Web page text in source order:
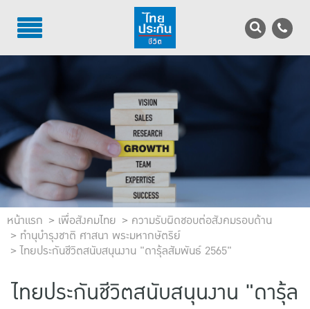
TH EN
บริการตัวแทน
รู้จักไทยประกันชีวิต
นักลงทุนสัมพันธ์
เพื่อสังคมไทย
ติดต่อไทยประกันชีวิต
บทความ
หน้าแรก เพื่อสังคมไทย
ความรับผิดชอบต่อสังคมรอบด้าน
ทำนุบำรุงชาติ ศาสนา พระมหากษัตริย์
ไทยประกันชีวิตสนับสนุนงาน "ดารุ้ลสัมพันธ์ 2565"
ไทยประกันชีวิตสนับสนุนงาน "ดารุ้ล